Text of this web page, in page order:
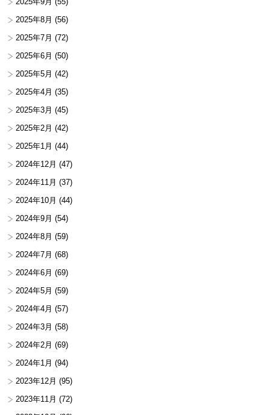
2025年8月 (56)
2025年7月 (72)
2025年6月 (50)
2025年5月 (42)
2025年4月 (35)
2025年3月 (45)
2025年2月 (42)
2025年1月 (44)
2024年12月 (47)
2024年11月 (37)
2024年10月 (44)
2024年9月 (54)
2024年8月 (59)
2024年7月 (68)
2024年6月 (69)
2024年5月 (59)
2024年4月 (57)
2024年3月 (58)
2024年2月 (69)
2024年1月 (94)
2023年12月 (95)
2023年11月 (72)